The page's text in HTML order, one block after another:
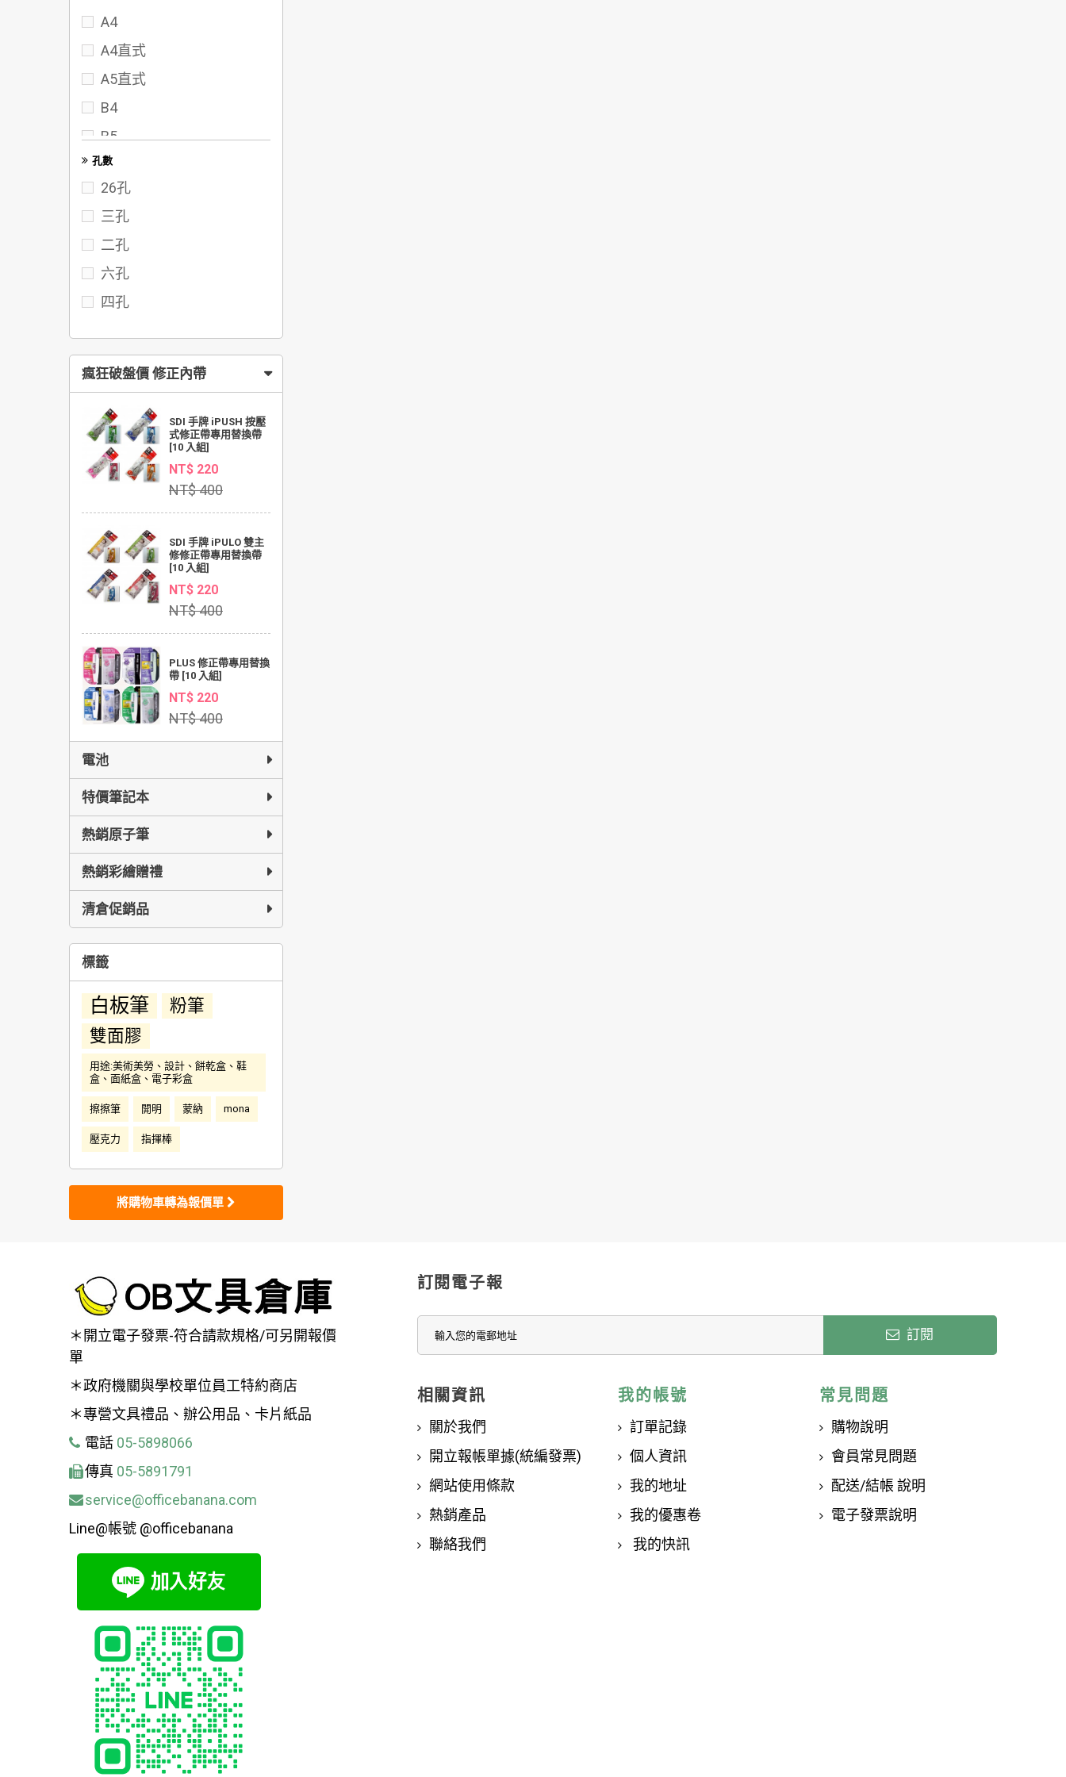
72
75
80
95
102
117
122
142
A4
A4直式
A5直式
B4
B5
FC
孔數
26孔
三孔
二孔
六孔
四孔
瘋狂破盤價 修正內帶
SDI 手牌 iPUSH 按壓
式修正帶專用替換帶
[10 入組]
NT$ 220
NT$ 400
SDI 手牌 iPULO 雙主
修修正帶專用替換帶
[10 入組]
NT$ 220
NT$ 400
PLUS 修正帶專用替換
帶 [10 入組]
NT$ 220
NT$ 400
電池
特價筆記本
熱銷原子筆
熱銷彩繪贈禮
清倉促銷品
標籤
白板筆
粉筆
雙面膠
用途:美術美勞、設計、餅乾盒、鞋
盒、面紙盒、電子彩盒
擦擦筆 開明 蒙納 mona
壓克力 指揮棒
將購物車轉為報價單
＊開立電子發票-符合請款規格/可另開報價
單
＊政府機關與學校單位員工特約商店
＊專營文具禮品、辦公用品、卡片紙品
電話 05-5898066
傳真 05-5891791
service@officebanana.com
Line@帳號 @officebanana
訂閱電子報
訂閱
相關資訊
關於我們
開立報帳單據(統編發票)
網站使用條款
熱銷產品
聯絡我們
我的帳號
訂單記錄
個人資訊
我的地址
我的優惠卷
我的快訊
常見問題
購物說明
會員常見問題
配送/結帳 說明
電子發票說明